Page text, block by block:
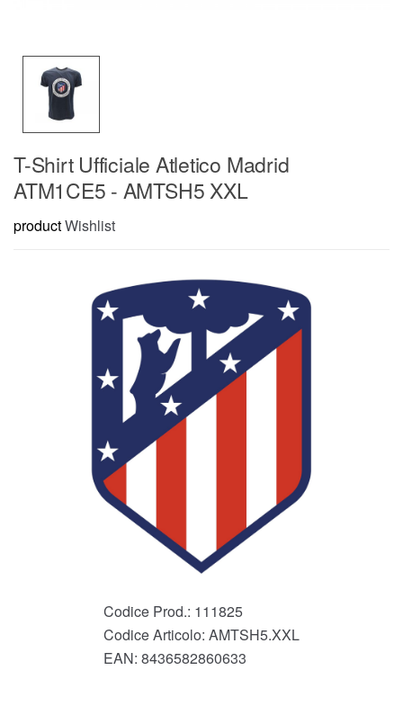
T-Shirt Ufficiale Atletico Madrid
ATM1CE5 - AMTSH5 XXL
productWishlist
Codice Prod.: 111825
Codice Articolo: AMTSH5.XXL
EAN: 8436582860633